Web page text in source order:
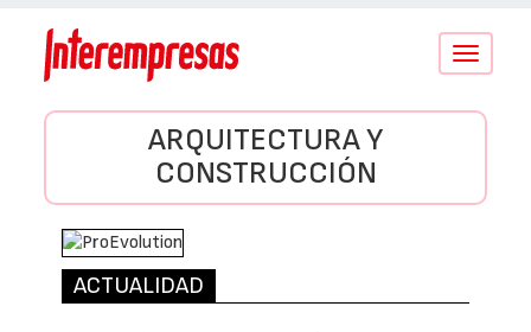
Conmutar
ARQUITECTURA Y
CONSTRUCCIÓN
ACTUALIDAD